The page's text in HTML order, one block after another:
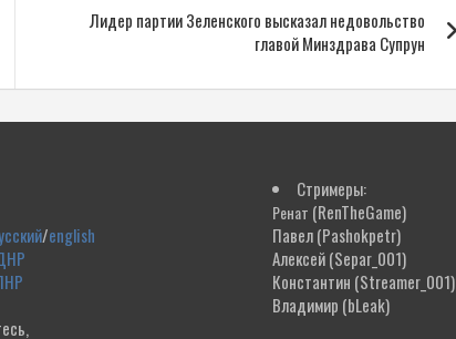
Лидер партии Зеленского высказал недовольство
главой Минздрава Супрун
/english
Стримеры:
Ренат (RenTheGame)
Павел(Pashokpetr)
Алексей(Separ_001)
Константин (Streamer_001)
Владимир (bLeak)